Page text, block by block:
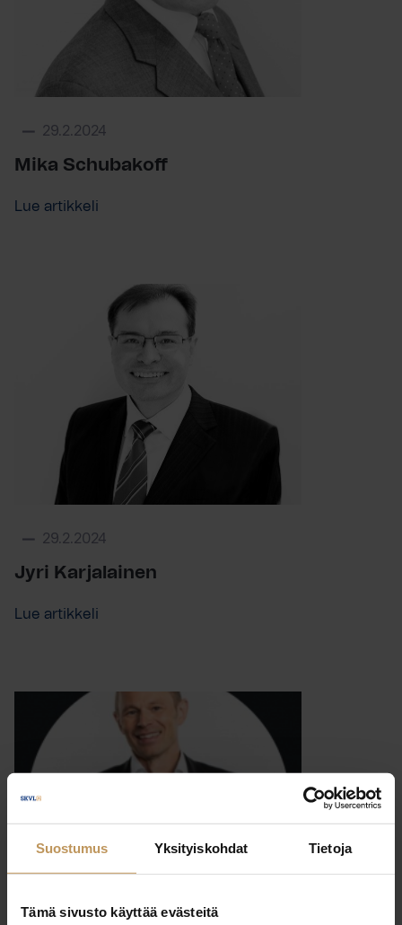
Suostumus Yksityiskohdat Tietoja
Tämä sivusto käyttää evästeitä
29.2.2024
Mika Schubakoff
Lue artikkeli
29.2.2024
Jyri Karjalainen
Lue artikkeli